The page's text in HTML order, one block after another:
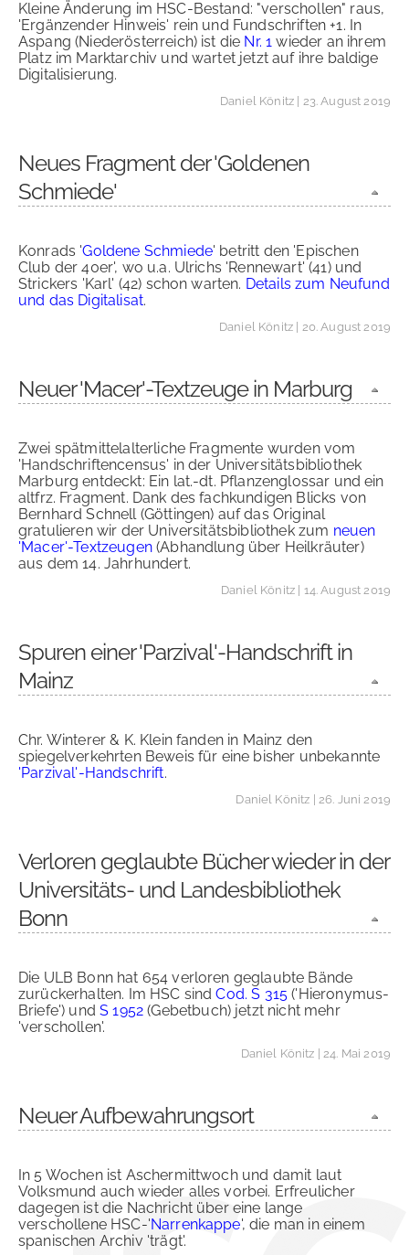
Kleine Änderung im HSC-Bestand: "verschollen" raus,
'Ergänzender Hinweis' rein und Fundschriften +1. In
Aspang (Niederösterreich) ist die Nr. 1 wieder an ihrem
Platz im Marktarchiv und wartet jetzt auf ihre baldige
Digitalisierung.
Daniel Könitz | 23. August 2019
Neues Fragment der 'Goldenen
Schmiede'
Konrads 'Goldene Schmiede' betritt den 'Epischen
Club der 40er', wo u.a. Ulrichs 'Rennewart' (41) und
Strickers 'Karl' (42) schon warten. Details zum Neufund
und das Digitalisat.
Daniel Könitz | 20. August 2019
Neuer 'Macer'-Textzeuge in Marburg
Zwei spätmittelalterliche Fragmente wurden vom
'Handschriftencensus' in der Universitätsbibliothek
Marburg entdeckt: Ein lat.-dt. Pflanzenglossar und ein
altfrz. Fragment. Dank des fachkundigen Blicks von
Bernhard Schnell (Göttingen) auf das Original
gratulieren wir der Universitätsbibliothek zum neuen
'Macer'-Textzeugen(Abhandlung über Heilkräuter)
aus dem 14. Jahrhundert.
Daniel Könitz | 14. August 2019
Spuren einer 'Parzival'-Handschrift in
Mainz
Chr. Winterer & K. Klein fanden in Mainz den
spiegelverkehrten Beweis für eine bisher unbekannte
'Parzival'-Handschrift.
Daniel Könitz | 26. Juni 2019
Verloren geglaubte Bücher wieder in der
Universitäts- und Landesbibliothek
Bonn
Die ULB Bonn hat 654 verloren geglaubte Bände
zurückerhalten. Im HSC sindCod. S 315 ('Hieronymus-
Briefe') undS 1952 (Gebetbuch) jetzt nicht mehr
'verschollen'.
Daniel Könitz | 24. Mai 2019
Neuer Aufbewahrungsort
In 5 Wochen ist Aschermittwoch und damit laut
Volksmund auch wieder alles vorbei. Erfreulicher
dagegen ist die Nachricht über eine lange
verschollene HSC-'Narrenkappe', die man in einem
spanischen Archiv 'trägt'.